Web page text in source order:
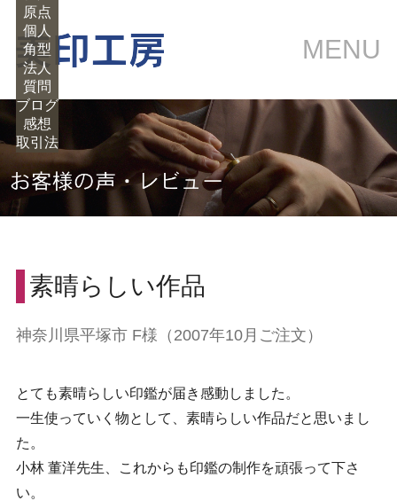
MENU
原点
個人
角型
法人
質問
ブログ
感想
取引法
素晴らしい作品
神奈川県平塚市 F様（2007年10月ご注文）
とても素晴らしい印鑑が届き感動しました。
一生使っていく物として、素晴らしい作品だと思いまし
た。
小林 董洋先生、これからも印鑑の制作を頑張って下さ
い。